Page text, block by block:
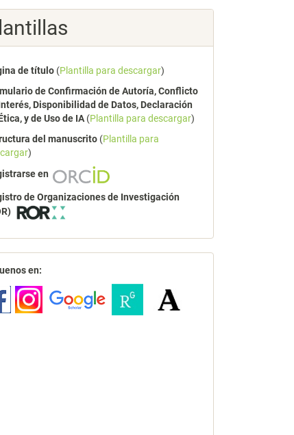
de título (Plantilla para descargar)
de Confirmación de Autoría, Conflicto
Disponibilidad de Datos, Declaración
y de Uso de IA (Plantilla para descargar)
del manuscrito (Plantilla para
)
en
de Organizaciones de Investigación
en: